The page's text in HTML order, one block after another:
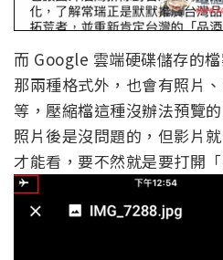
而 Google 雲端硬碟儲存的
那兩種格式外，也會有照片
等，壓縮檔這種沒辦法預覽
照片後是沒問題的，但影片
才能看，要不然就是要打開